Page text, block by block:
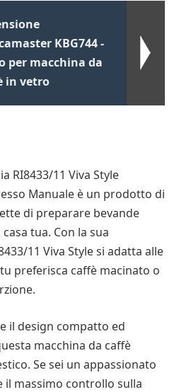
KBG744 -
per macchina da
in vetro
RI8433/11 Viva Style
Manuale è un prodotto di
di preparare bevande
tua. Con la sua
11 Viva Style si adatta alle
preferisca caffè macinato o
il design compatto ed
macchina da caffè
Se sei un appassionato
il massimo controllo sulla